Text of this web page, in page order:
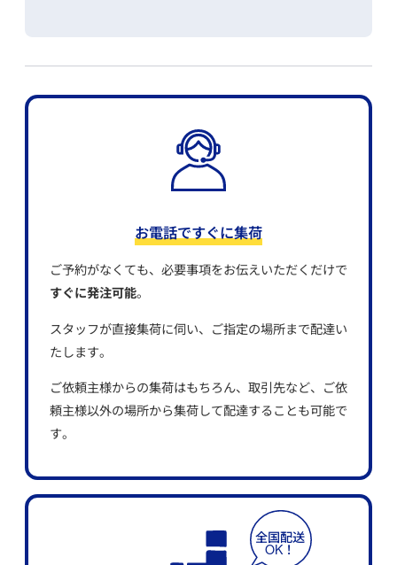
お電話ですぐに集荷
ご予約がなくても、必要事項をお伝えいただくだけで
すぐに発注可能。
スタッフが直接集荷に伺い、ご指定の場所まで配達い
たします。
ご依頼主様からの集荷はもちろん、取引先など、ご依
頼主様以外の場所から集荷して配達することも可能で
す。